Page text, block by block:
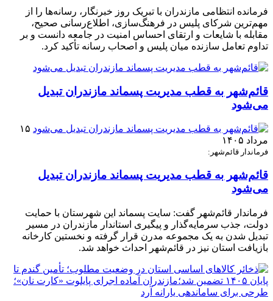
فرمانده انتظامی مازندران با تبریک روز خبرنگار، رسانه‌ها را از
مهم‌ترین شرکای پلیس در فرهنگ‌سازی، اطلاع‌رسانی صحیح،
مقابله با شایعات و ارتقای احساس امنیت در جامعه دانست و بر
تداوم تعامل سازنده میان پلیس و اصحاب رسانه تأکید کرد.
قائم‌شهر به قطب مدیریت پسماند مازندران تبدیل
می‌شود
۱۵
مرداد ۱۴۰۵
فرماندار قائم‌شهر:
قائم‌شهر به قطب مدیریت پسماند مازندران تبدیل
می‌شود
فرماندار قائم‌شهر گفت: سایت پسماند این شهرستان با حمایت
دولت، جذب سرمایه‌گذار و پیگیری استاندار مازندران در مسیر
تبدیل شدن به یک مجموعه مدرن قرار گرفته و نخستین کارخانه
بازیافت استان نیز در قائم‌شهر احداث خواهد شد.